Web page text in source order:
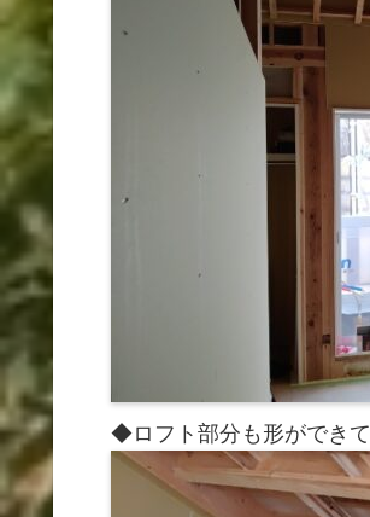
◆ロフト部分も形ができ